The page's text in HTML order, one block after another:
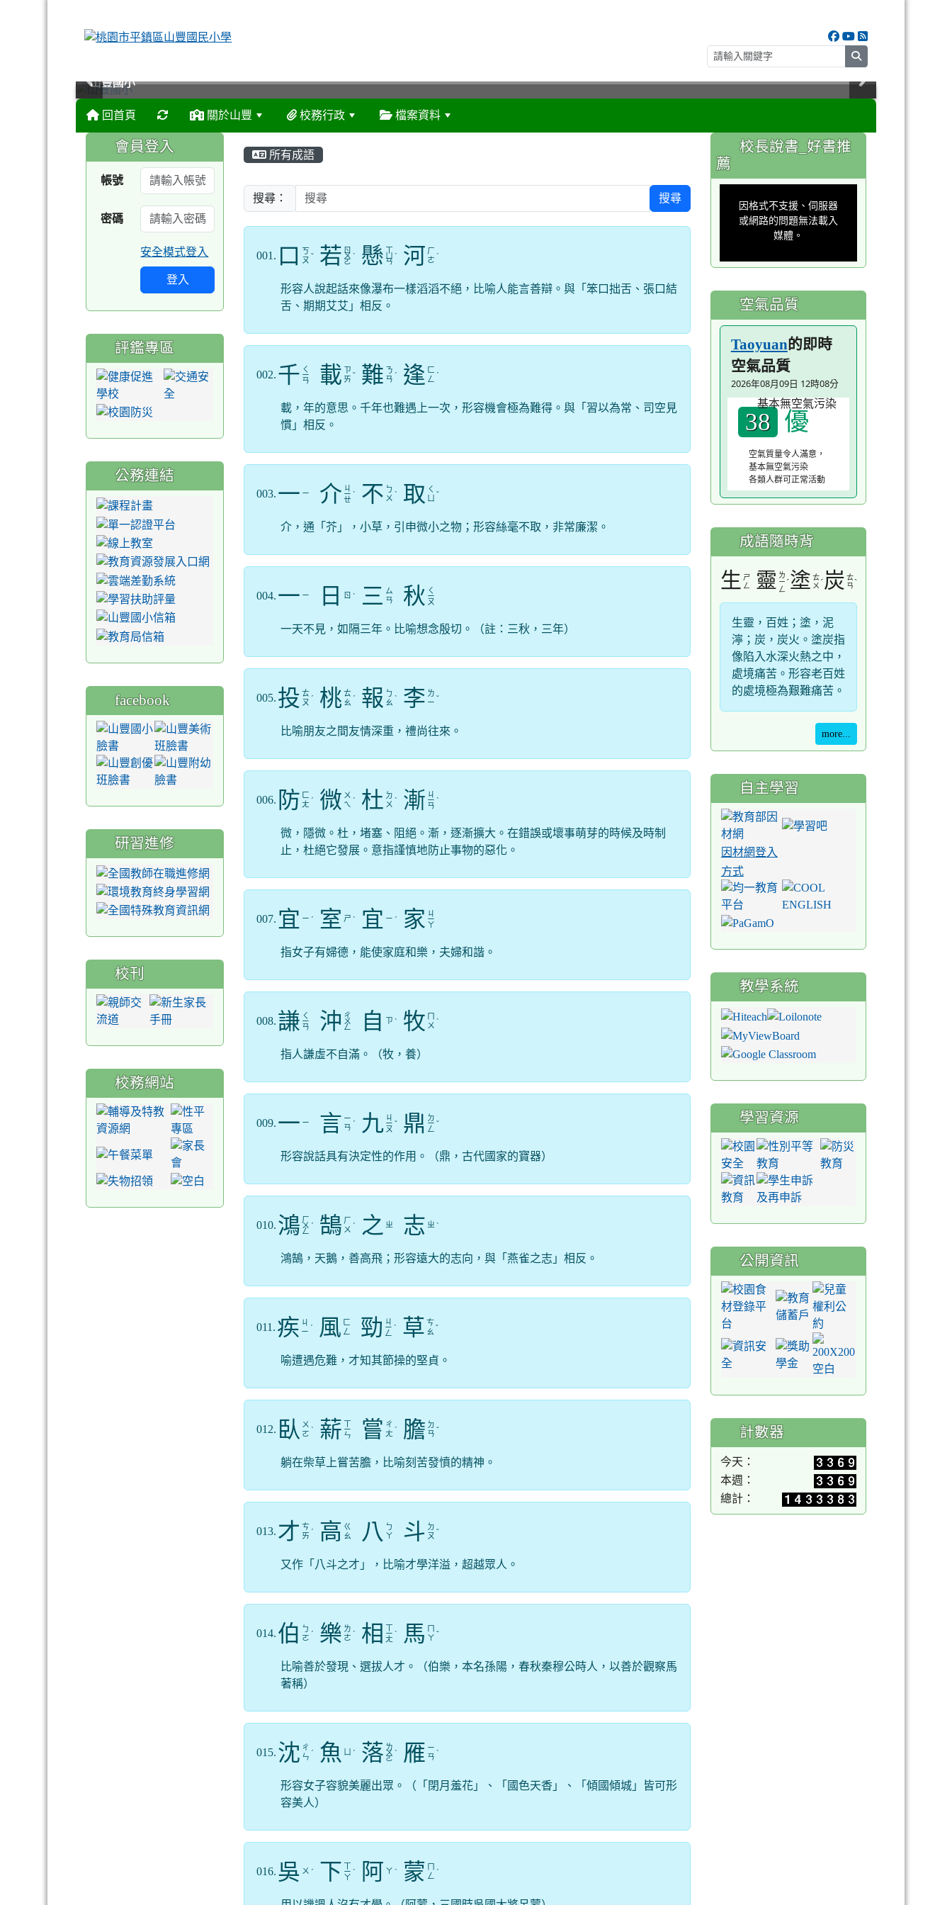
search
山豐國小
山豐國小
山豐國小
山豐國小
回首頁 關於山豐 校務行政 檔案資料
所有成語
搜尋： 搜尋
001. 口 ㄎ
ㄡ ˇ 若 ㄖ
ㄨ
ㄛ
ˋ 懸 ㄒ
ㄩ
ㄢ
ˊ 河 ㄏ
ㄜ ˊ
形容人說起話來像瀑布一樣滔滔不絕，比喻人能言善辯。與「笨口拙舌、張口結
舌、期期艾艾」相反。
002. 千 ㄑ
ㄧ
ㄢ 載 ㄗ
ㄞ ˇ 難 ㄋ
ㄢ ˊ 逢 ㄈ
ㄥ ˊ
載，年的意思。千年也難遇上一次，形容機會極為難得。與「習以為常、司空見
慣」相反。
003. 一 ㄧ 介 ㄐ
ㄧ
ㄝ
ˋ 不 ㄅ
ㄨ ˋ 取 ㄑ
ˇ
介，通「芥」，小草，引申微小之物；形容絲毫不取，非常廉潔。
004. 一 ㄧ 日 ㄖ ˋ 三 ㄙ
ㄢ
秋 ㄑ
ㄧ
ㄡ
一天不見，如隔三年。比喻想念殷切。（註：三秋，三年）
005. 投 ㄊ
ㄡ ˊ 桃 ㄊ
ㄠ ˊ 報 ㄅ
ㄠ ˋ 李 ㄌ
ㄧ ˇ
比喻朋友之間友情深重，禮尚往來。
006. 防 ㄈ
ㄤ ˊ 微 ㄨ
ㄟ ˊ 杜 ㄉ
ㄨ ˋ 漸 ㄐ
ㄧ
ㄢ
ˋ
微，隱微。杜，堵塞、阻絕。漸，逐漸擴大。在錯誤或壞事萌芽的時候及時制
止，杜絕它發展。意指謹慎地防止事物的惡化。
007. 宜 ㄧ ˊ 室 ㄕ ˋ 宜 ㄧ ˊ 家 ㄐ
ㄧ
ㄚ
指女子有婦德，能使家庭和樂，夫婦和諧。
008. 謙 ㄑ
ㄧ
ㄢ 沖 ㄔ
ㄨ
ㄥ 自 ㄗ ˋ 牧 ㄇ
ㄨ ˋ
指人謙虛不自滿。（牧，養）
009. 一 ㄧ 言 ㄧ
ㄢ ˊ 九 ㄐ
ㄧ
ㄡ
ˇ 鼎 ㄉ
ㄧ
ㄥ
ˇ
形容說話具有決定性的作用。（鼎，古代國家的寶器）
010. 鴻 ㄏ
ㄨ
ㄥ
ˊ 鵠 ㄏ
ㄨ ˊ 之 ㄓ 志 ㄓ ˋ
鴻鵠，天鵝，善高飛；形容遠大的志向，與「燕雀之志」相反。
011. 疾 ㄐ
ㄧ ˊ 風 ㄈ
ㄥ
勁 ㄐ
ㄧ
ㄥ
ˋ 草 ㄘ
ㄠ ˇ
喻遭遇危難，才知其節操的堅貞。
012. 臥 ㄨ
ㄛ ˋ 薪 ㄒ
ㄧ
ㄣ 嘗 ㄔ
ㄤ ˊ 膽 ㄉ
ㄢ ˇ
躺在柴草上嘗苦膽，比喻刻苦發憤的精神。
013. 才 ㄘ
ㄞ ˊ 高 ㄍ
ㄠ
八
ㄅ
ㄚ
斗 ㄉ
ㄡ ˇ
又作「八斗之才」，比喻才學洋溢，超越眾人。
014. 伯 ㄅ
ㄛ ˊ 樂 ㄌ
ㄜ ˋ 相 ㄒ
ㄧ
ㄤ
ˋ 馬 ㄇ
ㄚ ˇ
比喻善於發現、選拔人才。（伯樂，本名孫陽，春秋秦穆公時人，以善於觀察馬
著稱）
015. 沈 ㄔ
ㄣ ˊ 魚 ˊ 落 ㄌ
ㄨ
ㄛ
ˋ 雁 ㄧ
ㄢ ˋ
形容女子容貌美麗出眾。（「閉月羞花」、「國色天香」、「傾國傾城」皆可形
容美人）
016. 吳 ㄨ ˊ 下 ㄒ
ㄧ
ㄚ
ˋ 阿 ㄚ ˋ 蒙 ㄇ
ㄥ ˊ
:::
會員登入
帳號
密碼
安全模式登入
登入
評鑑專區
公務連結
facebook
研習進修
校刊
校務網站
:::
校長說書_好書推
薦
window.
因格式不支援、伺服器
或網路的問題無法載入
媒體。
空氣品質
Taoyuan的即時
空氣品質
2026年08月09日 12時08分
38 優
空氣質量令人滿意，
基本無空氣污染
各類人群可正常活動
成語隨時背
生 ㄕ
ㄥ
靈 ㄌ
ㄧ
ㄥ
ˊ塗 ㄊ
ㄨ ˊ 炭 ㄊ
ㄢ ˋ
生靈，百姓；塗，泥
濘；炭，炭火。塗炭指
像陷入水深火熱之中，
處境痛苦。形容老百姓
的處境極為艱難痛苦。
more...
自主學習
因材網登入
方式
教學系統
學習資源
公開資訊
計數器
今天：
本週：
總計：